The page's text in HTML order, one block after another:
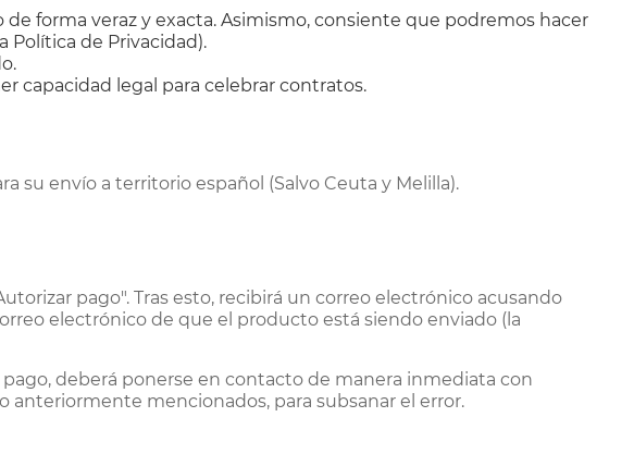
forma veraz y exacta. Asimismo, consiente que podremos hacer
Política de Privacidad).
capacidad legal para celebrar contratos.
su envío a territorio español (Salvo Ceuta y Melilla).
pago". Tras esto, recibirá un correo electrónico acusando
electrónico de que el producto está siendo enviado (la
deberá ponerse en contacto de manera inmediata con
mencionados, para subsanar el error.